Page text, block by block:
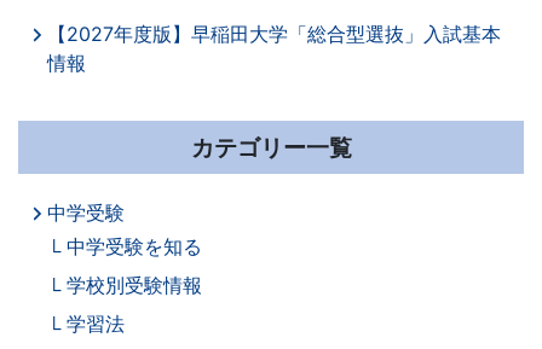
【2027年度版】早稲田大学「総合型選抜」入試基本
情報
カテゴリー一覧
中学受験
中学受験を知る
学校別受験情報
学習法